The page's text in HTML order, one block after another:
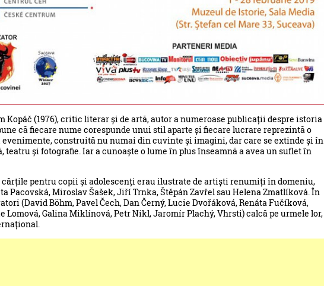
Kopáč (1976), critic literar și de artă, autor a numeroase publicații despre istoria
că fiecare nume corespunde unui stil aparte și fiecare lucrare reprezintă o
evenimente, construită nu numai din cuvinte și imagini, dar care se extinde și în
teatru și fotografie. Iar a cunoaște o lume în plus înseamnă a avea un suflet în
cărțile pentru copii și adolescenți erau ilustrate de artiști renumiți în domeniu,
Pacovská, Miroslav Šašek, Jiří Trnka, Štěpán Zavřel sau Helena Zmatlíková. În
(David Böhm, Pavel Čech, Dan Černý, Lucie Dvořáková, Renáta Fučíková,
Lomová, Galina Miklínová, Petr Nikl, Jaromír Plachý, Vhrsti) calcă pe urmele lor,